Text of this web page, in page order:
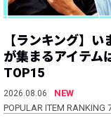
【ランキング】
が集まるアイテム
TOP15
2026.08.06
NEW
POPULAR ITEM